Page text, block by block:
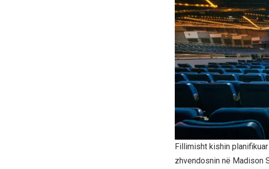
Fillimisht kishin
zhvendosnin në Madison